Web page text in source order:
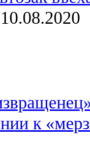
10.08.2020
к